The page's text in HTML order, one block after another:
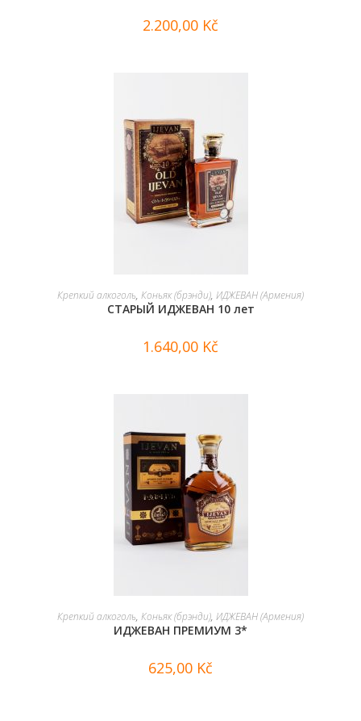
2.200,00 Kč
В КОРЗИНУ
Крепкий алкоголь, Коньяк (брэнди), ИДЖЕВАН (Армения)
СТАРЫЙ ИДЖЕВАН 10 лет
1.640,00 Kč
В КОРЗИНУ
Крепкий алкоголь, Коньяк (брэнди), ИДЖЕВАН (Армения)
ИДЖЕВАН ПРЕМИУМ 3*
625,00 Kč